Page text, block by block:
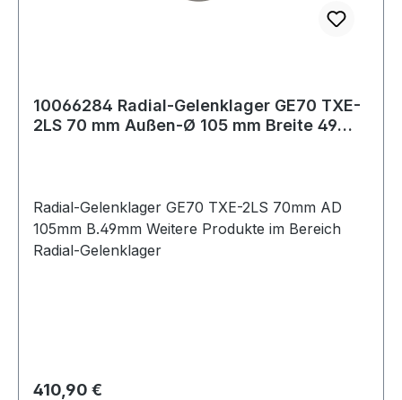
10066284 Radial-Gelenklager GE70 TXE-
2LS 70 mm Außen-Ø 105 mm Breite 49
Radial-Gelenklager GE70 TXE-2LS 70mm AD
105mm B.49mm Weitere Produkte im Bereich
Radial-Gelenklager
Regulärer Preis:
410,90 €